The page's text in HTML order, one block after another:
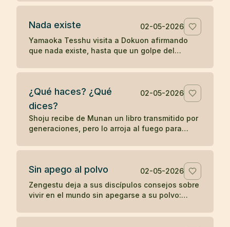
palabras sin despertar.
Nada existe
02-05-2026
Yamaoka Tesshu visita a Dokuon afirmando
que nada existe, hasta que un golpe del
con fuerza.
¿Qué haces? ¿Qué
dices?
02-05-2026
Shoju recibe de Munan un libro transmitido por
generaciones, pero lo arroja al fuego para
de un símbolo.
Sin apego al polvo
02-05-2026
Zengestu deja a sus discípulos consejos sobre
vivir en el mundo sin apegarse a su polvo: